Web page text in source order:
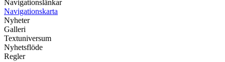
Navigationslänkar
Navigationskarta
Nyheter
Galleri
Textuniversum
Nyhetsflöde
Regler